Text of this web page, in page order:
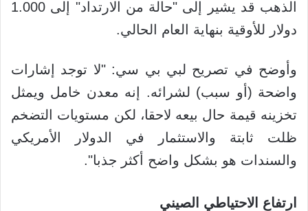
الذهب قد يشير إلى "حالة من الارتداد" إلى 1.000
دولار للأوقية بنهاية العام الحالي.
وأوضح في تصريح لبي بي سي: "لا توجد إشارات
واضحة (أو سبب) لشرائه. إنه معدن خامل ويمثل
تخزينه قيمة حال بيعه لاحقا، لكن مستويات التضخم
ظلت ثابتة والاستثمار في الدولار الأمريكي
والسندات هو بشكل واضح أكثر جذبا".
ارتفاع الاحتياطي الصيني